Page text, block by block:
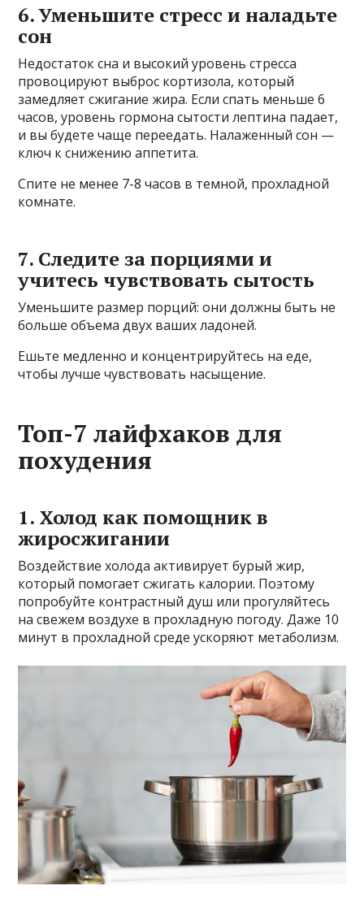
6. Уменьшите стресс и наладьте
сон
Недостаток сна и высокий уровень стресса
провоцируют выброс кортизола, который
замедляет сжигание жира. Если спать меньше 6
часов, уровень гормона сытости лептина падает,
и вы будете чаще переедать. Налаженный сон —
ключ к снижению аппетита.
Спите не менее 7-8 часов в темной, прохладной
комнате.
7. Следите за порциями и
учитесь чувствовать сытость
Уменьшите размер порций: они должны быть не
больше объема двух ваших ладоней.
Ешьте медленно и концентрируйтесь на еде,
чтобы лучше чувствовать насыщение.
Топ-7 лайфхаков для
похудения
1. Холод как помощник в
жиросжигании
Воздействие холода активирует бурый жир,
который помогает сжигать калории. Поэтому
попробуйте контрастный душ или прогуляйтесь
на свежем воздухе в прохладную погоду. Даже 10
минут в прохладной среде ускоряют метаболизм.